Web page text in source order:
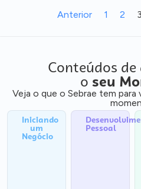
Anterior 1 2 3
Conteúdos
o seu
Veja o que o Sebrae tem
Iniciando
um
Negócio
Pessoal